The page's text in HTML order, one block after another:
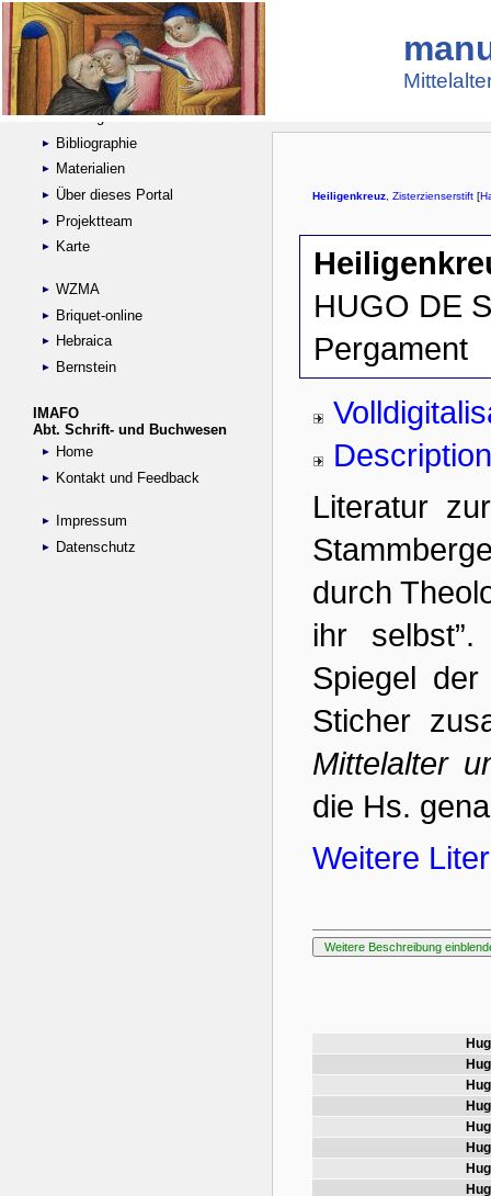
Suche
Handschriftensammlungen
Digitalisierte Handschriften
Kataloge
Bibliographie
Materialien
Über dieses Portal
Projektteam
Karte
WZMA
Briquet-online
Hebraica
Bernstein
IMAFO
Abt. Schrift- und Buchwesen
Home
Kontakt und Feedback
Impressum
Datenschutz